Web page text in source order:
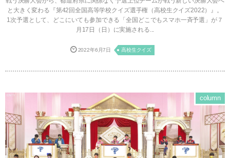
と大きく変わる『第42回全国高等学校クイズ選手権（高校生クイズ2022）』。
1次予選として、どこにいても参加できる「全国どこでもスマホ一斉予選」が７
月17日（日）に実施される...
2022年6月7日 高校生クイズ
column